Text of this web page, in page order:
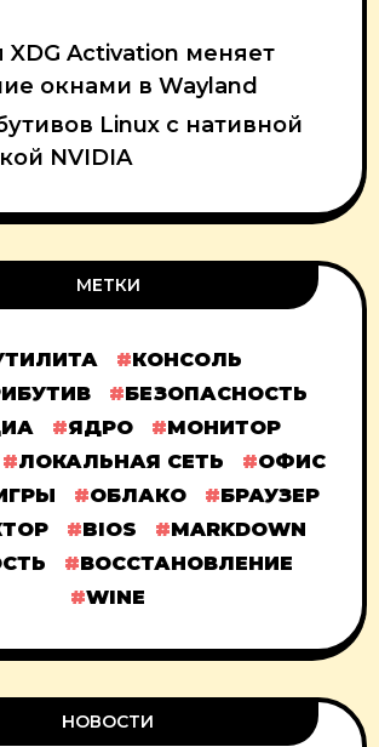
XDG Activation меняет
окнами в Wayland
Linux с нативной
NVIDIA
МЕТКИ
КОНСОЛЬ
БЕЗОПАСНОСТЬ
ЯДРО
МОНИТОР
ЛОКАЛЬНАЯ СЕТЬ
ОФИС
ОБЛАКО
БРАУЗЕР
BIOS
MARKDOWN
ВОССТАНОВЛЕНИЕ
WINE
НОВОСТИ